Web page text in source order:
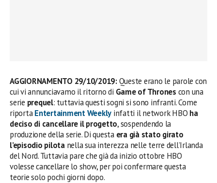
AGGIORNAMENTO 29/10/2019:Queste erano le parole con
cui vi annunciavamo il ritorno di Game of Thrones con una
serie prequel: tuttavia questi sogni si sono infranti. Come
riportaEntertainment Weekly infatti il network HBO ha
deciso di cancellare il progetto, sospendendo la
produzione della serie. Di questa era già stato girato
l’episodio pilotanella sua interezza nelle terre dell’Irlanda
del Nord. Tuttavia pare che già da inizio ottobre HBO
volesse cancellare lo show, per poi confermare questa
teorie solo pochi giorni dopo.